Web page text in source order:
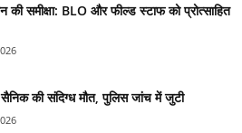
की समीक्षा: BLO और फील्ड स्टाफ को प्रोत्साहित
सैनिक की संदिग्ध मौत, पुलिस जांच में जुटी